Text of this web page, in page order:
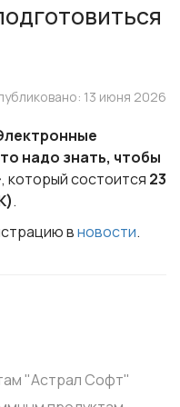
13 июня 2026
надо знать, чтобы
, который состоится 23
.
вновости.
"Астрал Софт"